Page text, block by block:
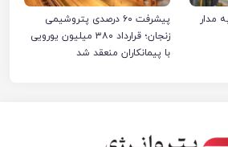
مدار
پیشرفت ۶۰ درصدی پتروشیمی
زنجان؛ قرارداد ۳۸۰ میلیون یورویی
با پیمانکاران منعقد شد